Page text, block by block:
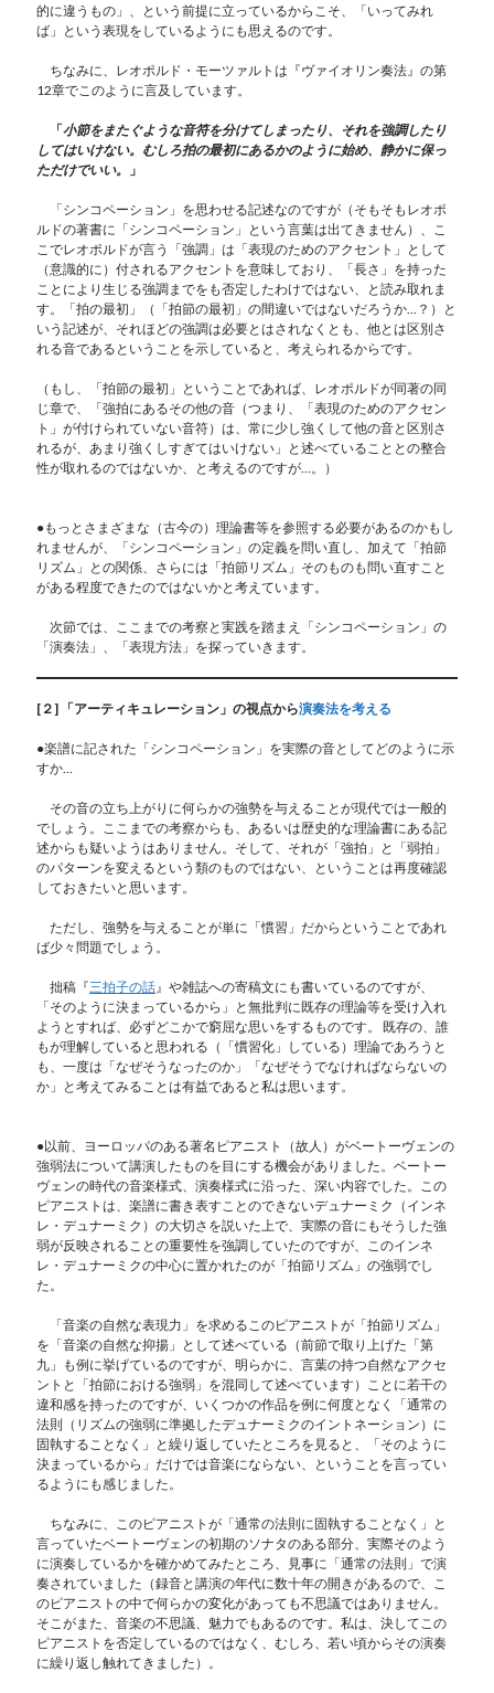
的に違うもの」、という前提に立っているからこそ、「いってみれ
ば」という表現をしているようにも思えるのです。
ちなみに、レオポルド・モーツァルトは『ヴァイオリン奏法』の第
12章でこのように言及しています。
「小節をまたぐような音符を分けてしまったり、それを強調したり
してはいけない。むしろ拍の最初にあるかのように始め、静かに保っ
ただけでいい。
」
「シンコペーション」を思わせる記述なのですが（そもそもレオポ
ルドの著書に「シンコペーション」という言葉は出てきません）、こ
こでレオポルドが言う「強調」は「表現のためのアクセント」として
（意識的に）付されるアクセントを意味しており、「長さ」を持った
ことにより生じる強調までをも否定したわけではない、と読み取れま
す。「拍の最初」（「拍節の最初」の間違いではないだろうか…？）と
いう記述が、それほどの強調は必要とはされなくとも、他とは区別さ
れる音であるということを示していると、考えられるからです。
（もし、「拍節の最初」ということであれば、レオポルドが同著の同
じ章で、「強拍にあるその他の音（つまり、「表現のためのアクセン
ト」が付けられていない音符）は、常に少し強くして他の音と区別さ
れるが、あまり強くしすぎてはいけない」と述べていることとの整合
性が取れるのではないか、と考えるのですが…。）
●もっとさまざまな（古今の）理論書等を参照する必要があるのかもし
れませんが、「シンコペーション」の定義を問い直し、加えて「拍節
リズム」との関係、さらには「拍節リズム」そのものも問い直すこと
がある程度できたのではないかと考えています。
次節では、ここまでの考察と実践を踏まえ「シンコペーション」の
「演奏法」、「表現方法」を探っていきます。
[２] 「アーティキュレーション」の視点から演奏法を考える
●楽譜に記された「シンコペーション」を実際の音としてどのように示
すか…
その音の立ち上がりに何らかの強勢を与えることが現代では一般的
でしょう。ここまでの考察からも、あるいは歴史的な理論書にある記
述からも疑いようはありません。そして、それが「強拍」と「弱拍」
のパターンを変えるという類のものではない、ということは再度確認
しておきたいと思います。
ただし、強勢を与えることが単に「慣習」だからということであれ
ば少々問題でしょう。
拙稿『三拍子の話 』や雑誌への寄稿文にも書いているのですが、
「そのように決まっているから」と無批判に既存の理論等を受け入れ
ようとすれば、必ずどこかで窮屈な思いをするものです。 既存の、誰
もが理解していると思われる（「慣習化」している）理論であろうと
も、一度は「なぜそうなったのか」「なぜそうでなければならないの
か」と考えてみることは有益であると私は思います。
●以前、ヨーロッパのある著名ピアニスト（故人）がベートーヴェンの
強弱法について講演したものを目にする機会がありました。ベートー
ヴェンの時代の音楽様式、演奏様式に沿った、深い内容でした。この
ピアニストは、楽譜に書き表すことのできないデュナーミク（インネ
レ・デュナーミク）の大切さを説いた上で、実際の音にもそうした強
弱が反映されることの重要性を強調していたのですが、このインネ
レ・デュナーミクの中心に置かれたのが「拍節リズム」の強弱でし
た。
「音楽の自然な表現力」を求めるこのピアニストが「拍節リズム」
を「音楽の自然な抑揚」として述べている（前節で取り上げた「第
九」も例に挙げているのですが、明らかに、言葉の持つ自然なアクセ
ントと「拍節における強弱」を混同して述べています）ことに若干の
違和感を持ったのですが、いくつかの作品を例に何度となく「通常の
法則（リズムの強弱に準拠したデュナーミクのイントネーション）に
固執することなく」と繰り返していたところを見ると、「そのように
決まっているから」だけでは音楽にならない、ということを言ってい
るようにも感じました。
ちなみに、このピアニストが「通常の法則に固執することなく」と
言っていたベートーヴェンの初期のソナタのある部分、実際そのよう
に演奏しているかを確かめてみたところ、見事に「通常の法則」で演
奏されていました（録音と講演の年代に数十年の開きがあるので、こ
のピアニストの中で何らかの変化があっても不思議ではありません。
そこがまた、音楽の不思議、魅力でもあるのです。私は、決してこの
ピアニストを否定しているのではなく、むしろ、若い頃からその演奏
に繰り返し触れてきました）。